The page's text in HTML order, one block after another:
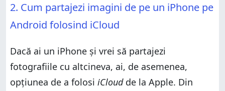
2. Cum partajezi imagini de pe un iPhone pe
Android folosind iCloud
Dacă ai un iPhone și vrei să partajezi
fotografiile cu altcineva, ai, de asemenea,
opțiunea de a folosi iCloud de la Apple. Din